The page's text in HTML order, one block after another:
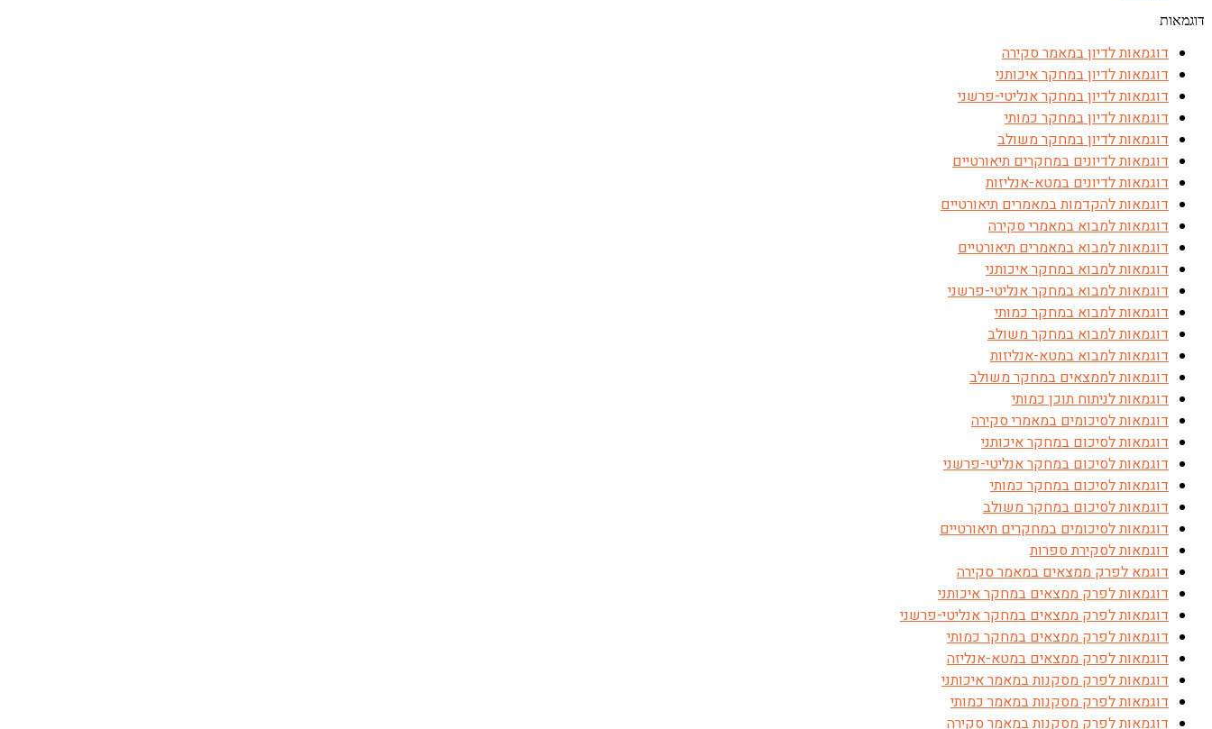
דוגמאות
דוגמאות לדיון במאמר סקירה
דוגמאות לדיון במחקר איכותני
דוגמאות לדיון במחקר אנליטי-פרשני
דוגמאות לדיון במחקר כמותי
דוגמאות לדיון במחקר משולב
דוגמאות לדיונים במחקרים תיאורטיים
דוגמאות לדיונים במטא-אנליזות
דוגמאות להקדמות במאמרים תיאורטיים
דוגמאות למבוא במאמרי סקירה
דוגמאות למבוא במאמרים תיאורטיים
דוגמאות למבוא במחקר איכותני
דוגמאות למבוא במחקר אנליטי-פרשני
דוגמאות למבוא במחקר כמותי
דוגמאות למבוא במחקר משולב
דוגמאות למבוא במטא-אנליזות
דוגמאות לממצאים במחקר משולב
דוגמאות לניתוח תוכן כמותי
דוגמאות לסיכומים במאמרי סקירה
דוגמאות לסיכום במחקר איכותני
דוגמאות לסיכום במחקר אנליטי-פרשני
דוגמאות לסיכום במחקר כמותי
דוגמאות לסיכום במחקר משולב
דוגמאות לסיכומים במחקרים תיאורטיים
דוגמאות לסקירת ספרות
דוגמא לפרק ממצאים במאמר סקירה
דוגמאות לפרק ממצאים במחקר איכותני
דוגמאות לפרק ממצאים במחקר אנליטי-פרשני
דוגמאות לפרק ממצאים במחקר כמותי
דוגמאות לפרק ממצאים במטא-אנליזה
דוגמאות לפרק מסקנות במאמר איכותני
דוגמאות לפרק מסקנות במאמר כמותי
דוגמאות לפרק מסקנות במאמר סקירה